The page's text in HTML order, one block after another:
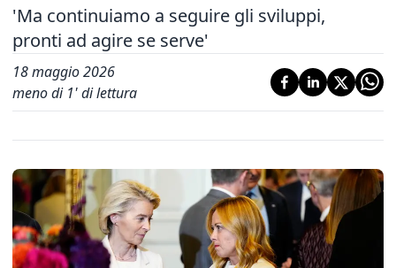
'Ma continuiamo a seguire gli sviluppi,
pronti ad agire se serve'
18 maggio 2026
meno di 1' di lettura